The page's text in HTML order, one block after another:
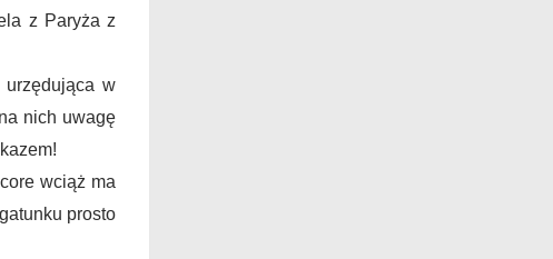
z Paryża z
w
nich uwagę
wciąż ma
prosto